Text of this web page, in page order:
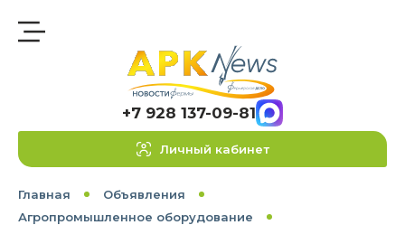
+7 928 137-09-81
Личный кабинет
Главная
Объявления
Агропромышленное оборудование